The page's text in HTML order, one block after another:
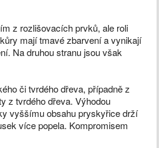
z rozlišovacích prvků, ale roli
mají tmavé zbarvení a vynikají
Na druhou stranu jsou však
či tvrdého dřeva, případně z
z tvrdého dřeva. Výhodou
vyššímu obsahu pryskyřice drží
více popela. Kompromisem